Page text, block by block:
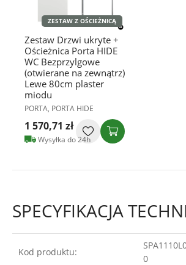
ZESTAW Z OŚCIEŻNICĄ
Zestaw Drzwi ukryte +
Ościeżnica Porta HIDE
WC Bezprzylgowe
(otwierane na zewnątrz)
Lewe 80cm plaster
miodu
PORTA, PORTA HIDE
1 570,71 zł
Wysyłka do 24h
SPECYFIKACJA
Kod produktu:
0